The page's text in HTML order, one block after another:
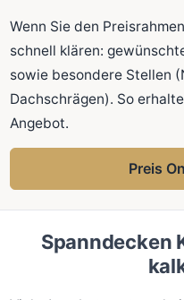
Wenn Sie den
schnell klären:
sowie besondere Stellen
Dachschrägen). So
Angebot.
Preis
Spanndecken